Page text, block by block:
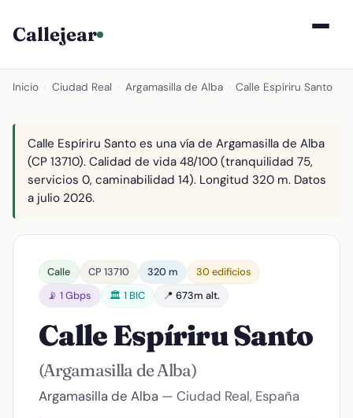
Callejear
Inicio Ciudad Real Argamasilla de Alba Calle Espíriru Santo
Calle Espíriru Santo es una vía de Argamasilla de Alba
(CP 13710). Calidad de vida 48/100 (tranquilidad 75,
servicios 0, caminabilidad 14). Longitud 320 m. Datos
a julio 2026.
Calle CP 13710 320 m
30 edificios
📡 1 Gbps
🏛️ 1 BIC 📍 673m alt.
Calle Espíriru Santo
(Argamasilla de Alba)
Argamasilla de Alba — Ciudad Real, España